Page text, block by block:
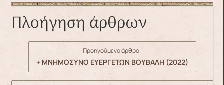
Πλοήγηση άρθρων
Προηγούμενο άρθρο:
+ ΜΝΗΜΟΣΥΝΟ ΕΥΕΡΓΕΤΩΝ ΒΟΥΒΑΛΗ (2022)